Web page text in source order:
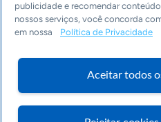
Economia & Política
Inovação & Tecnologia
publicidade e recomendar
nossos serviços, você concorda
em nossa
Política de Privacidade
Aceitar todos